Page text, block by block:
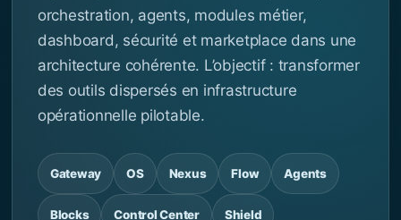
orchestration, agents, modules métier,
dashboard, sécurité et marketplace dans une
architecture cohérente. L’objectif : transformer
des outils dispersés en infrastructure
opérationnelle pilotable.
Gateway OS Nexus Flow Agents
Blocks Control Center Shield